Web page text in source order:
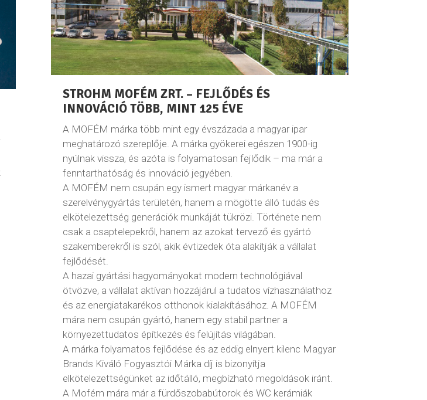
STROHM MOFÉM ZRT. – FEJLŐDÉS ÉS
INNOVÁCIÓ TÖBB, MINT 125 ÉVE
A MOFÉM márka több mint egy évszázada a magyar ipar
meghatározó szereplője. A márka gyökerei egészen 1900-ig
nyúlnak vissza, és azóta is folyamatosan fejlődik – ma már a
fenntarthatóság és innováció jegyében.
A MOFÉM nem csupán egy ismert magyar márkanév a
szerelvénygyártás területén, hanem a mögötte álló tudás és
elkötelezettség generációk munkáját tükrözi. Története nem
csak a csaptelepekről, hanem az azokat tervező és gyártó
szakemberekről is szól, akik évtizedek óta alakítják a vállalat
fejlődését.
A hazai gyártási hagyományokat modern technológiával
ötvözve, a vállalat aktívan hozzájárul a tudatos vízhasználathoz
és az energiatakarékos otthonok kialakításához. A MOFÉM
mára nem csupán gyártó, hanem egy stabil partner a
környezettudatos építkezés és felújítás világában.
A márka folyamatos fejlődése és az eddig elnyert kilenc Magyar
Brands Kiváló Fogyasztói Márka díj is bizonyítja
elkötelezettségünket az időtálló, megbízható megoldások iránt.
A Mofém mára már a fürdőszobabútorok és WC kerámiák